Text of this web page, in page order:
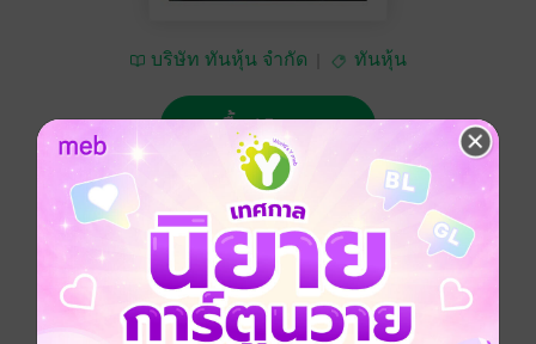
บริษัท ทันหุ้น จำกัด ทันหุ้น
ซื้อ 15 บาท
No Rating
อยากได้ ซื้อเป็นของขวัญ ติดตาม